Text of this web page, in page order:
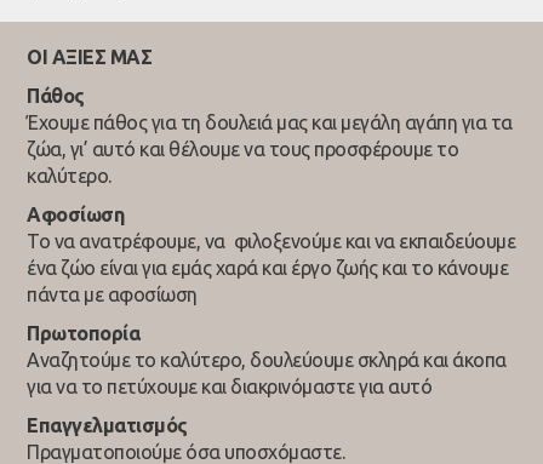
ΟΙ ΑΞΙΕΣ ΜΑΣ
Πάθος
Έχουμε πάθος για τη δουλειά μας και μεγάλη αγάπη για τα
ζώα, γι’ αυτό και θέλουμε να τους προσφέρουμε το
καλύτερο.
Αφοσίωση
Το να ανατρέφουμε, να φιλοξενούμε και να εκπαιδεύουμε
ένα ζώο είναι για εμάς χαρά και έργο ζωής και το κάνουμε
πάντα με αφοσίωση
Πρωτοπορία
Αναζητούμε το καλύτερο, δουλεύουμε σκληρά και άκοπα
για να το πετύχουμε και διακρινόμαστε για αυτό
Επαγγελματισμός
Πραγματοποιούμε όσα υποσχόμαστε.